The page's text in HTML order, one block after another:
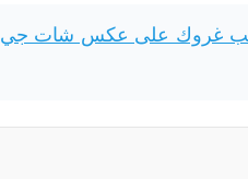
بسبب غروك على عكس شات جي